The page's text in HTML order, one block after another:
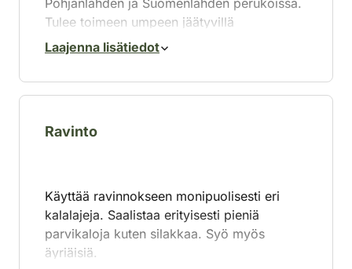
Pohjanlahden ja Suomenlahden perukoissa.
Tulee toimeen umpeen jäätyvillä
merialueilla. Vuotuiset jäätilanteen vaihtelut
vaikuttavat esiintymiseen. Elää yksittäin tai
pienissä laumoissa.
Laajenna lisätiedot
Ravinto
Käyttää ravinnokseen monipuolisesti eri
kalalajeja. Saalistaa erityisesti pieniä
parvikaloja kuten silakkaa. Syö myös
äyriäisiä.